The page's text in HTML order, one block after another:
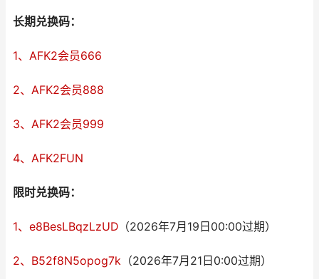
长期兑换码：
1、AFK2会员666
2、AFK2会员888
3、AFK2会员999
4、AFK2FUN
限时兑换码：
1、e8BesLBqzLzUD （2026年7月19日00:00过期）
2、B52f8N5opog7k （2026年7月21日0:00过期）